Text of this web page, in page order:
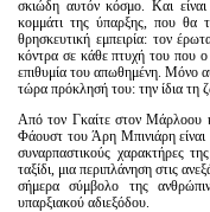
σκιώδη αυτόν κόσμο. Και
κομμάτι της ύπαρξης, που θα
θρησκευτική εμπειρία: τον
κόντρα σε κάθε πτυχή του που ο
επιθυμία του απωθημένη. Μόνο
τώρα πρόκλησή του: την ίδια τη
Από τον Γκαίτε στον Μάρλοου
Φάουστ του Άρη Μπινιάρη είναι
συναρπαστικούς χαρακτήρες
ταξίδι, μια περιπλάνηση στις
σήμερα σύμβολο της
υπαρξιακού αδιεξόδου.